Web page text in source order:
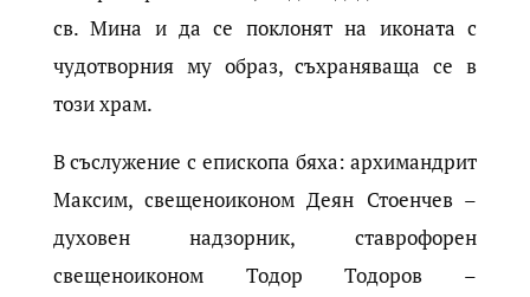
св. Мина и да се поклонят на иконата с
чудотворния му образ, съхраняваща се в
този храм.
В съслужение с епископа бяха: архимандрит
Максим, свещеноиконом Деян Стоенчев –
духовен надзорник, ставрофорен
свещеноиконом Тодор Тодоров –